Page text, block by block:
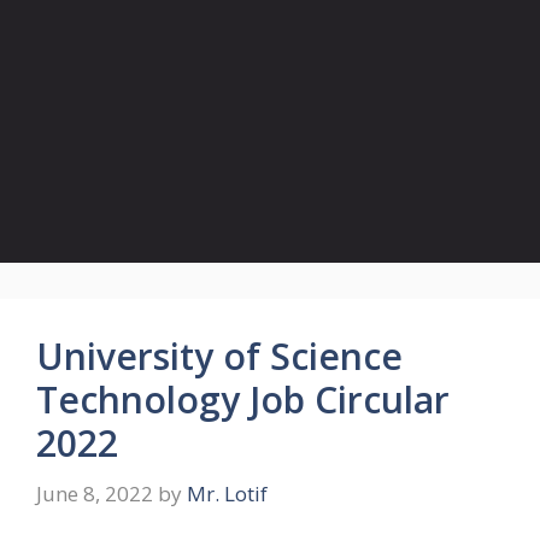
University of Science
Technology Job Circular
2022
June 8, 2022 by Mr. Lotif